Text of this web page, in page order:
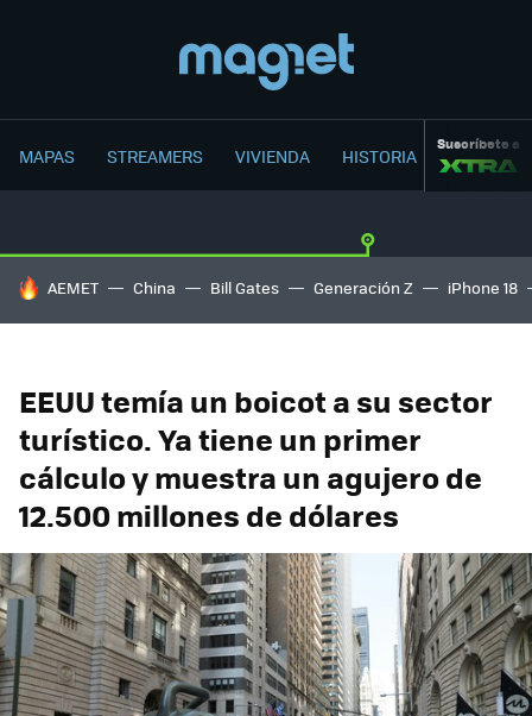
MAPAS STREAMERS VIVIENDA HISTORIA Suscríbete a
HOY SE HABLA DE
AEMET China Bill Gates Generación Z iPhone 18
EEUU temía un boicot a su sector
turístico. Ya tiene un primer
cálculo y muestra un agujero de
12.500 millones de dólares